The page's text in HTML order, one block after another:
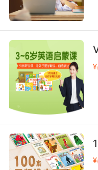
认知拓展：舌尖上的
食物词汇的学习可
角下，
用）"与"perishable
命周期；经济学中
价格波动为例证
计"全球美食地图"
利）、寿司（
握"ingredient（
料）"等术语。语
握食物隐喻（如
点）"）能显著提升
¥
¥